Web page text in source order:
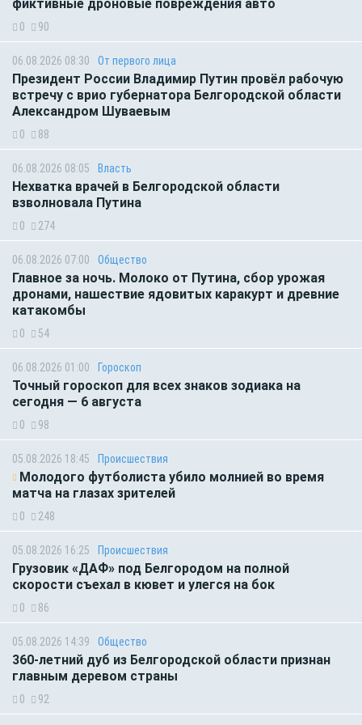
фиктивные дроновые повреждения авто
0 90
06.08.2026 08:30 От первого лица
Президент России Владимир Путин провёл рабочую
встречу с врио губернатора Белгородской области
Александром Шуваевым
0 88
06.08.2026 08:05 Власть
Нехватка врачей в Белгородской области
взволновала Путина
0 274
06.08.2026 07:00 Общество
Главное за ночь. Молоко от Путина, сбор урожая
дронами, нашествие ядовитых каракурт и древние
катакомбы
0 54
06.08.2026 01:00 Гороскоп
Точный гороскоп для всех знаков зодиака на
сегодня — 6 августа
0 98
05.08.2026 18:45 Происшествия
Молодого футболиста убило молнией во время
матча на глазах зрителей
0 248
05.08.2026 16:25 Происшествия
Грузовик «ДАФ» под Белгородом на полной
скорости съехал в кювет и улегся на бок
0 86
05.08.2026 14:39 Общество
360-летний дуб из Белгородской области признан
главным деревом страны
0 92